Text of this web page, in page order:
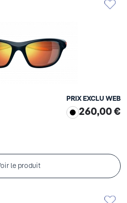
PRIX EXCLU WEB
260,00 €
le produit